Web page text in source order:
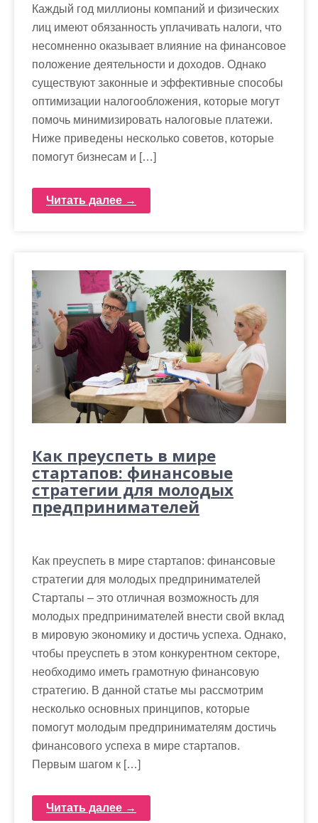
Каждый год миллионы компаний и физических
лиц имеют обязанность уплачивать налоги, что
несомненно оказывает влияние на финансовое
положение деятельности и доходов. Однако
существуют законные и эффективные способы
оптимизации налогообложения, которые могут
помочь минимизировать налоговые платежи.
Ниже приведены несколько советов, которые
помогут бизнесам и […]
Читать далее →
Как преуспеть в мире
стартапов: финансовые
стратегии для молодых
предпринимателей
Как преуспеть в мире стартапов: финансовые
стратегии для молодых предпринимателей
Стартапы – это отличная возможность для
молодых предпринимателей внести свой вклад
в мировую экономику и достичь успеха. Однако,
чтобы преуспеть в этом конкурентном секторе,
необходимо иметь грамотную финансовую
стратегию. В данной статье мы рассмотрим
несколько основных принципов, которые
помогут молодым предпринимателям достичь
финансового успеха в мире стартапов.
Первым шагом к […]
Читать далее →